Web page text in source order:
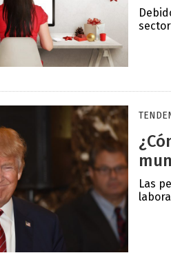
Las